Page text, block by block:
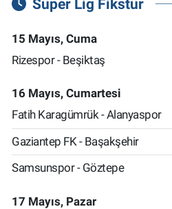
Süper Lig Fikstür
15 Mayıs, Cuma
Rizespor - Beşiktaş
16 Mayıs, Cumartesi
Fatih Karagümrük - Alanyaspor
Gaziantep FK - Başakşehir
Samsunspor - Göztepe
17 Mayıs, Pazar